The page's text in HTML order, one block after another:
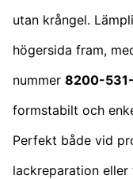
utan krångel.
högersida fram,
nummer 8200-
formstabilt och
Perfekt både vid
lackreparation